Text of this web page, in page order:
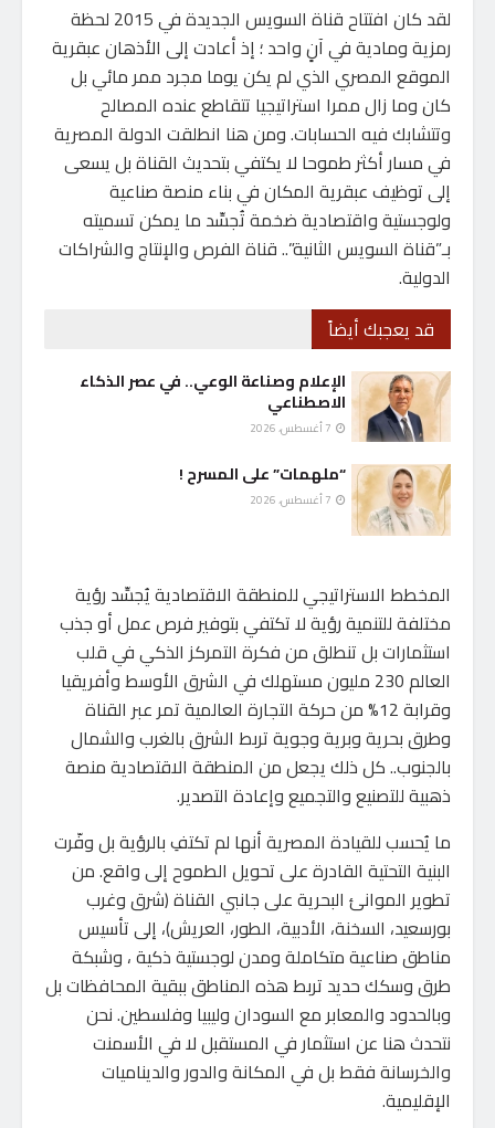
لقد كان افتتاح قناة السويس الجديدة في 2015 لحظة
رمزية ومادية في آنٍ واحد ؛ إذ أعادت إلى الأذهان عبقرية
الموقع المصري الذي لم يكن يوما مجرد ممر مائي بل
كان وما زال ممرا استراتيجيا تتقاطع عنده المصالح
وتتشابك فيه الحسابات. ومن هنا انطلقت الدولة المصرية
في مسار أكثر طموحا لا يكتفي بتحديث القناة بل يسعى
إلى توظيف عبقرية المكان في بناء منصة صناعية
ولوجستية واقتصادية ضخمة تُجسِّد ما يمكن تسميته
بـ”قناة السويس الثانية”.. قناة الفرص والإنتاج والشراكات
الدولية.
قد يعجبك أيضاً
الإعلام وصناعة الوعي.. في عصر الذكاء
الاصطناعي
“ملهمات” على المسرح !
المخطط الاستراتيجي للمنطقة الاقتصادية يُجسِّد رؤية
مختلفة للتنمية رؤية لا تكتفي بتوفير فرص عمل أو جذب
استثمارات بل تنطلق من فكرة التمركز الذكي في قلب
العالم 230 مليون مستهلك في الشرق الأوسط وأفريقيا
وقرابة 12% من حركة التجارة العالمية تمر عبر القناة
وطرق بحرية وبرية وجوية تربط الشرق بالغرب والشمال
بالجنوب.. كل ذلك يجعل من المنطقة الاقتصادية منصة
ذهبية للتصنيع والتجميع وإعادة التصدير.
ما يُحسب للقيادة المصرية أنها لم تكتفِ بالرؤية بل وفّرت
البنية التحتية القادرة على تحويل الطموح إلى واقع. من
تطوير الموانئ البحرية على جانبي القناة (شرق وغرب
بورسعيد، السخنة، الأدبية، الطور، العريش)، إلى تأسيس
مناطق صناعية متكاملة ومدن لوجستية ذكية ، وشبكة
طرق وسكك حديد تربط هذه المناطق ببقية المحافظات بل
وبالحدود والمعابر مع السودان وليبيا وفلسطين. نحن
نتحدث هنا عن استثمار في المستقبل لا في الأسمنت
والخرسانة فقط بل في المكانة والدور والديناميات
الإقليمية.